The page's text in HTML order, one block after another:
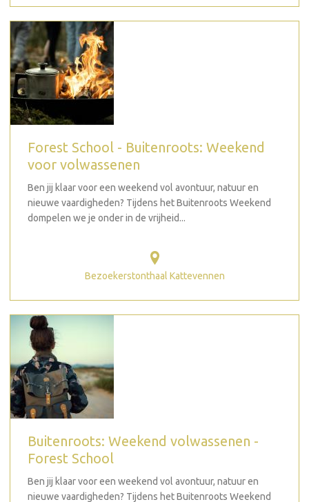
Forest School - Buitenroots: Weekend
voor volwassenen
Ben jij klaar voor een weekend vol avontuur, natuur en
nieuwe vaardigheden? Tijdens het Buitenroots Weekend
dompelen we je onder in de vrijheid...
Bezoekerstonthaal Kattevennen
Buitenroots: Weekend volwassenen -
Forest School
Ben jij klaar voor een weekend vol avontuur, natuur en
nieuwe vaardigheden? Tijdens het Buitenroots Weekend